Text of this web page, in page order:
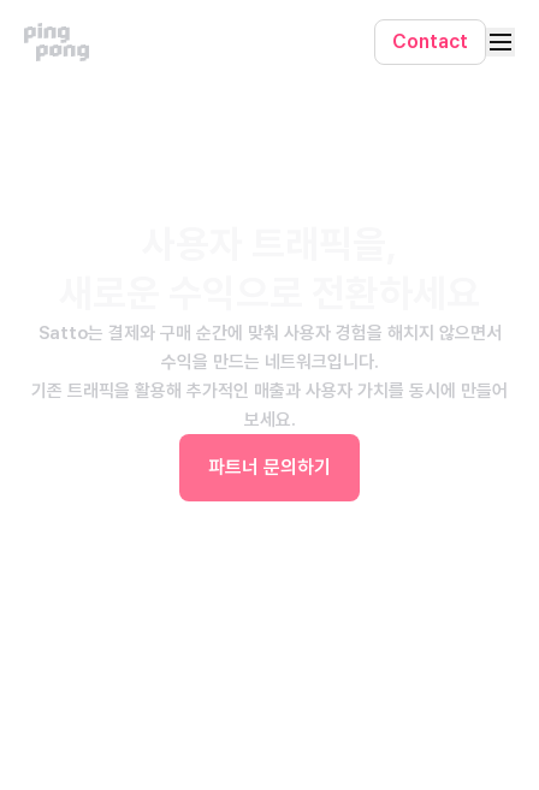
Contact
Satto는 결제와 구매 순간에 맞춰 사용자 경험을 해치지 않으면서
수익을 만드는 네트워크입니다.
기존 트래픽을 활용해 추가적인 매출과 사용자 가치를 동시에 만들어
보세요.
파트너 문의하기